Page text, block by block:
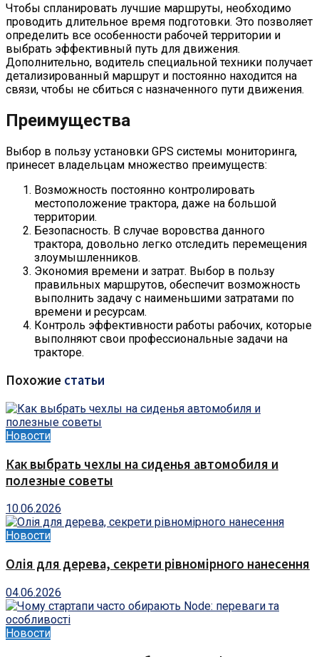
Чтобы спланировать лучшие маршруты, необходимо
проводить длительное время подготовки. Это позволяет
определить все особенности рабочей территории и
выбрать эффективный путь для движения.
Дополнительно, водитель специальной техники получает
детализированный маршрут и постоянно находится на
связи, чтобы не сбиться с назначенного пути движения.
Преимущества
Выбор в пользу установки GPS системы мониторинга,
принесет владельцам множество преимуществ:
Возможность постоянно контролировать
местоположение трактора, даже на большой
территории.
Безопасность. В случае воровства данного
трактора, довольно легко отследить перемещения
злоумышленников.
Экономия времени и затрат. Выбор в пользу
правильных маршрутов, обеспечит возможность
выполнить задачу с наименьшими затратами по
времени и ресурсам.
Контроль эффективности работы рабочих, которые
выполняют свои профессиональные задачи на
тракторе.
Похожие статьи
Новости
Как выбрать чехлы на сиденья автомобиля и
полезные советы
10.06.2026
Новости
Олія для дерева, секрети рівномірного нанесення
04.06.2026
Новости